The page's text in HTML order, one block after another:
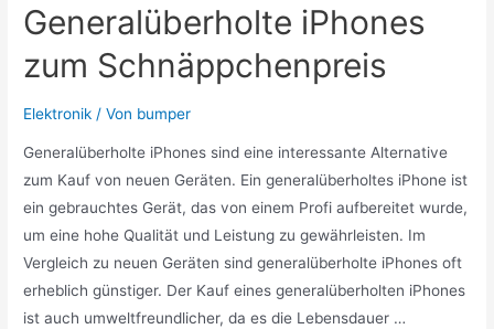
Generalüberholte iPhones
zum Schnäppchenpreis
Elektronik / Von bumper
Generalüberholte iPhones sind eine interessante Alternative
zum Kauf von neuen Geräten. Ein generalüberholtes iPhone ist
ein gebrauchtes Gerät, das von einem Profi aufbereitet wurde,
um eine hohe Qualität und Leistung zu gewährleisten. Im
Vergleich zu neuen Geräten sind generalüberholte iPhones oft
erheblich günstiger. Der Kauf eines generalüberholten iPhones
ist auch umweltfreundlicher, da es die Lebensdauer …